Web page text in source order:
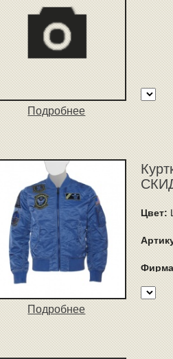
Подробнее
Подробнее
Цвет: